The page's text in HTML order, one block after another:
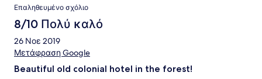
Επαληθευμένο σχόλιο
8/10 Πολύ καλό
26 Νοε 2019
Μετάφραση Google
Beautiful old colonial hotel in the forest!